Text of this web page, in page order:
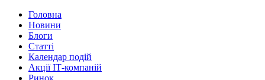
Головна
Новини
Блоги
Статті
Календар подій
Акції ІТ-компаній
Ринок